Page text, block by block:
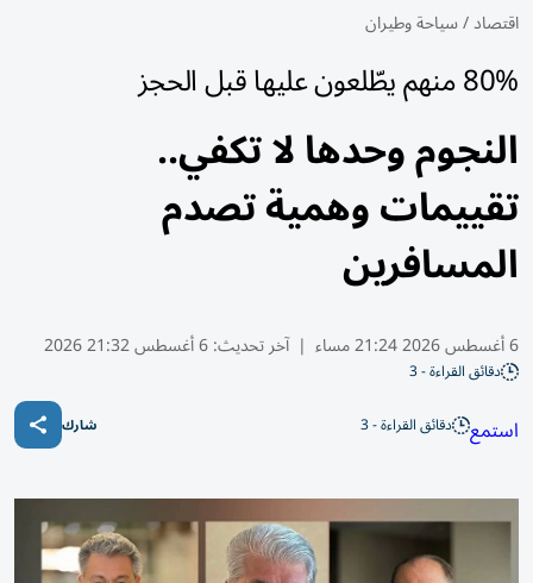
اقتصاد/سياحة وطيران
80% منهم يطّلعون عليها قبل الحجز
النجوم وحدها لا تكفي..
تقييمات وهمية تصدم
المسافرين
6 أغسطس 2026 21:24 مساء | آخر تحديث:6 أغسطس 21:32 2026
دقائق القراءة - 3
استمع دقائق القراءة - 3 شارك